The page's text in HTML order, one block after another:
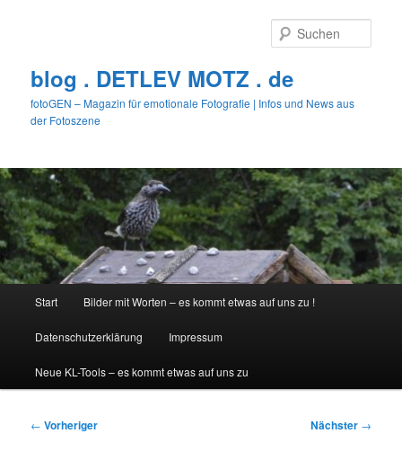
blog . DETLEV MOTZ . de
fotoGEN – Magazin für emotionale Fotografie | Infos und News aus
der Fotoszene
Start Bilder mit Worten – es kommt etwas auf uns zu !
Datenschutzerklärung Impressum
Neue KL-Tools – es kommt etwas auf uns zu
Beitragsnavigation
← Vorheriger Nächster →